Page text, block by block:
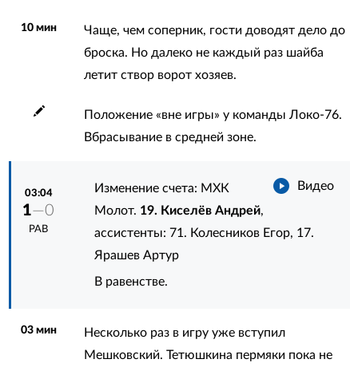
10 мин
Чаще, чем соперник, гости доводят дело до
броска. Но далеко не каждый раз шайба
летит створ ворот хозяев.
Положение «вне игры» у команды Локо-76.
Вбрасывание в средней зоне.
03:04
1—0
РАВ
Видео
Изменение счета: МХК
Молот. 19. Киселёв Андрей,
ассистенты: 71. Колесников Егор, 17.
Ярашев Артур
В равенстве.
03 мин
Несколько раз в игру уже вступил
Мешковский. Тетюшкина пермяки пока не